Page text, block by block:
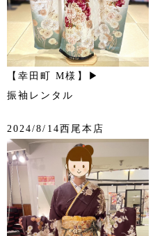
【幸田町 M様】▶
振袖レンタル
2024/8/14西尾本店